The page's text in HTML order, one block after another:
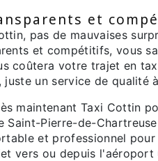
et
pas de mauvaises
et compétitifs, vous
coûtera votre trajet en
juste un service de qualité
maintenant Taxi Cottin
Saint-Pierre-de-
et professionnel
vers ou depuis l'aéroport